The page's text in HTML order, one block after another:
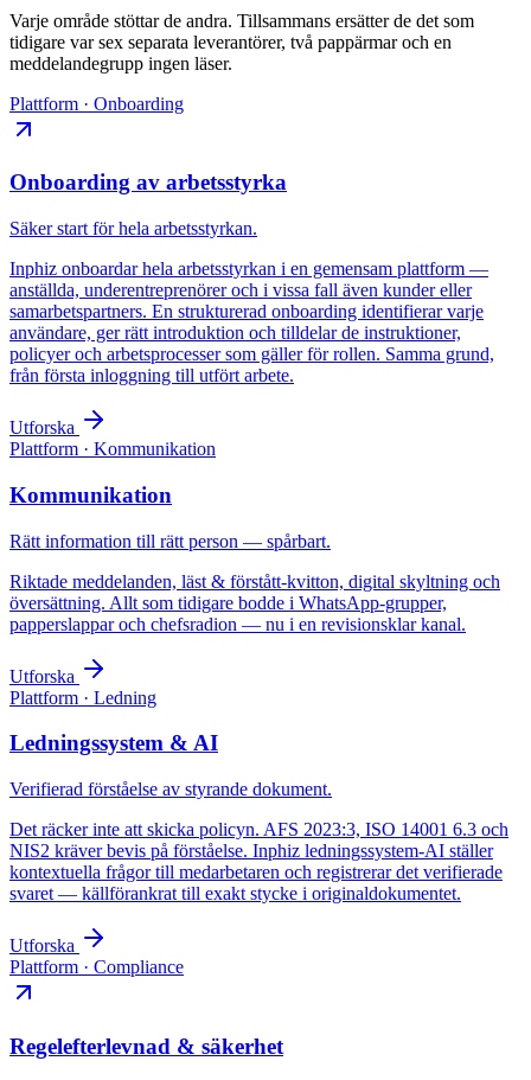
Varje område stöttar de andra. Tillsammans ersätter de det som
tidigare var sex separata leverantörer, två pappärmar och en
meddelandegrupp ingen läser.
Plattform · Onboarding
Onboarding av arbetsstyrka
Säker start för hela arbetsstyrkan.
Inphiz onboardar hela arbetsstyrkan i en gemensam plattform —
anställda, underentreprenörer och i vissa fall även kunder eller
samarbetspartners. En strukturerad onboarding identifierar varje
användare, ger rätt introduktion och tilldelar de instruktioner,
policyer och arbetsprocesser som gäller för rollen. Samma grund,
från första inloggning till utfört arbete.
Utforska
Plattform · Kommunikation
Kommunikation
Rätt information till rätt person — spårbart.
Riktade meddelanden, läst & förstått-kvitton, digital skyltning och
översättning. Allt som tidigare bodde i WhatsApp-grupper,
papperslappar och chefsradion — nu i en revisionsklar kanal.
Utforska
Plattform · Ledning
Ledningssystem & AI
Verifierad förståelse av styrande dokument.
Det räcker inte att skicka policyn. AFS 2023:3, ISO 14001 6.3 och
NIS2 kräver bevis på förståelse. Inphiz ledningssystem-AI ställer
kontextuella frågor till medarbetaren och registrerar det verifierade
svaret — källförankrat till exakt stycke i originaldokumentet.
Utforska
Plattform · Compliance
Regelefterlevnad & säkerhet